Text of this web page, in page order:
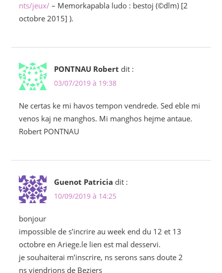
nts/jeux/– Memorkapabla ludo : bestoj (©dlm) [2
octobre 2015] ).
PONTNAU Robert dit :
03/07/2019 à 19:38
Ne certas ke mi havos tempon vendrede. Sed eble mi
venos kaj ne manghos. Mi manghos hejme antaue.
Robert PONTNAU
Guenot Patricia dit :
10/09/2019 à 14:25
bonjour
impossible de s’incrire au week end du 12 et 13
octobre en Ariege.le lien est mal desservi.
je souhaiterai m’inscrire, ns serons sans doute 2
ns viendrions de Beziers